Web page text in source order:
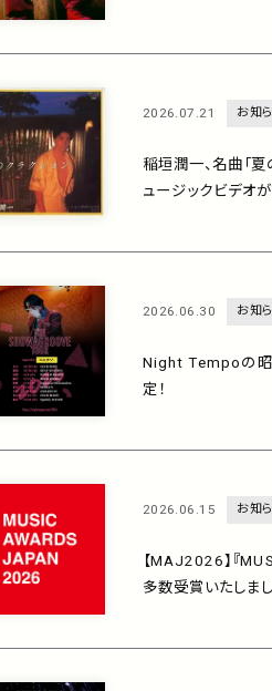
2026.07.21 お知
稲垣潤一、名曲「
ュージックビデオ
2026.06.30 お知
Night Tempoの昭
定！
2026.06.15 お知
【MAJ2026】『
多数受賞いたしま